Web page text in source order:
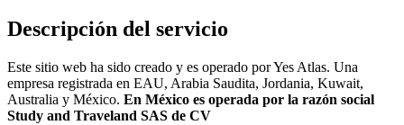
Descripción del servicio
Este sitio web ha sido creado y es operado por Yes Atlas. Una
empresa registrada en EAU, Arabia Saudita, Jordania, Kuwait,
Australia y México. En México es operada por la razón social
Study and Traveland SAS de CV